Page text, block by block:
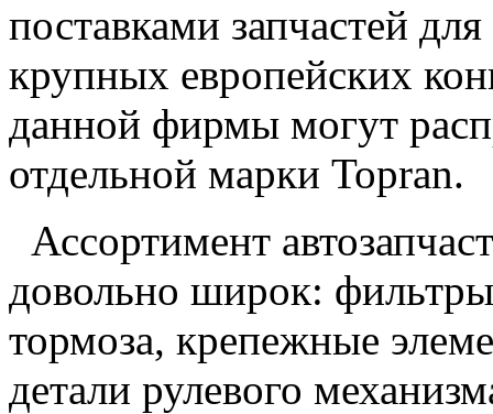
поставками запчастей
крупных европейских
данной фирмы могут
отдельной марки Topran.
Ассортимент
довольно широк:
тормоза, крепежные
детали рулевого